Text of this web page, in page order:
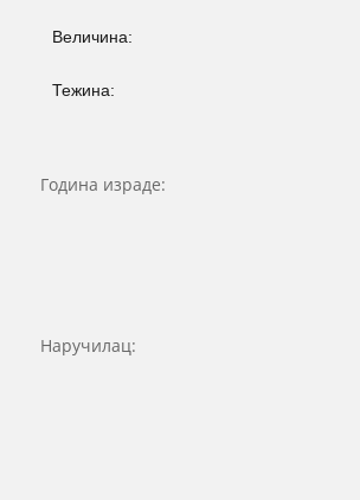
Величина:
Тежина:
Година израде:
Наручилац: